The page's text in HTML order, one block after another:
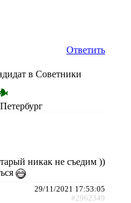
Ответить
в Советники
никак не съедим ))
29/11/2021 17:53:05
#2962349